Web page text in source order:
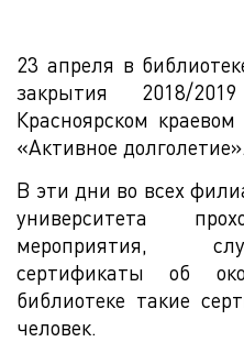
23 апреля в
закрытия 2018/
Красноярском
«Активное
В эти дни во всех
университета
мероприятия,
сертификаты об
библиотеке такие
человек.